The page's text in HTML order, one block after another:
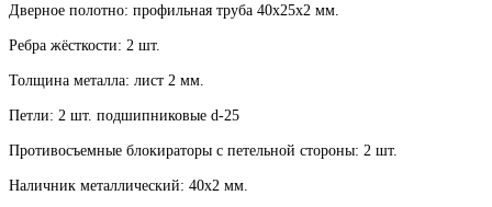
Дверное полотно: профильная труба 40х25х2 мм.
Ребра жёсткости: 2 шт.
Толщина металла: лист 2 мм.
Петли: 2 шт. подшипниковые d-25
Противосъемные блокираторы с петельной стороны: 2 шт.
Наличник металлический: 40х2 мм.